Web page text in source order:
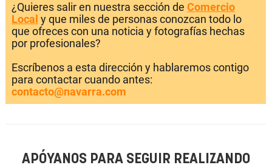
¿Quieres salir en nuestra sección de Comercio
Local y que miles de personas conozcan todo lo
que ofreces con una noticia y fotografías hechas
por profesionales?
Escríbenos a esta dirección y hablaremos contigo
para contactar cuando antes:
contacto@navarra.com
APÓYANOS PARA SEGUIR REALIZANDO